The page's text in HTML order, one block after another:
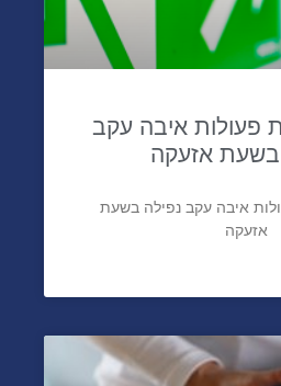
פעולות איבה עקב
בשעת אזעקה
איבה עקב נפילה בשעת
אזעקה